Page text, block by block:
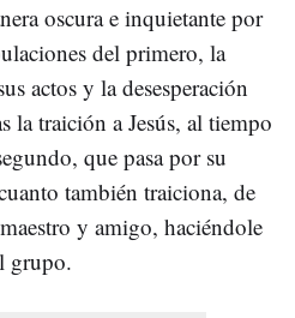
oscura e inquietante por
del primero, la
actos y la desesperación
la traición a Jesús, al tiempo
que pasa por su
también traiciona, de
y amigo, haciéndole
grupo.